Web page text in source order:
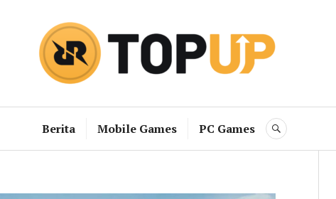
RRQ Topup Blog
Berita Mobile Games PC Games SEARCH